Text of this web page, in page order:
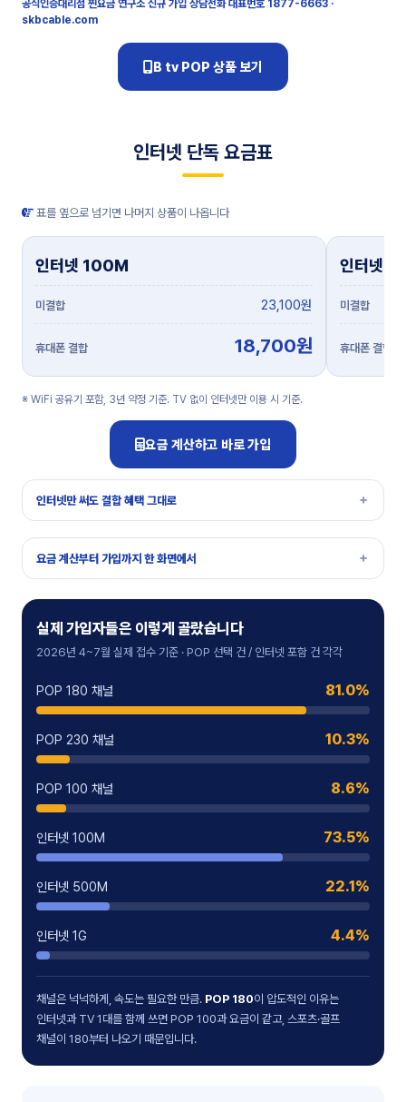
공식인증대리점 찐요금 연구소신규 가입 상담전화 대표번호 1877-6663 ·
skbcable.com
B tv POP 상품 보기
인터넷 단독 요금표
표를 옆으로 넘기면 나머지 상품이 나옵니다
인터넷 100M
23,100원
18,700원
인터넷
※ WiFi 공유기 포함, 3년 약정 기준. TV 없이 인터넷만 이용 시 기준.
요금 계산하고 바로 가입
인터넷만 써도 결합 혜택 그대로
요금 계산부터 가입까지 한 화면에서
실제 가입자들은 이렇게 골랐습니다
2026년 4~7월 실제 접수 기준 · POP 선택 건 / 인터넷 포함 건 각각
POP 180 채널 81.0%
POP 230 채널 10.3%
POP 100 채널 8.6%
인터넷 100M 73.5%
인터넷 500M 22.1%
인터넷 1G 4.4%
채널은 넉넉하게, 속도는 필요한 만큼. POP 180이 압도적인 이유는
인터넷과 TV 1대를 함께 쓰면 POP 100과 요금이 같고, 스포츠·골프
채널이 180부터 나오기 때문입니다.